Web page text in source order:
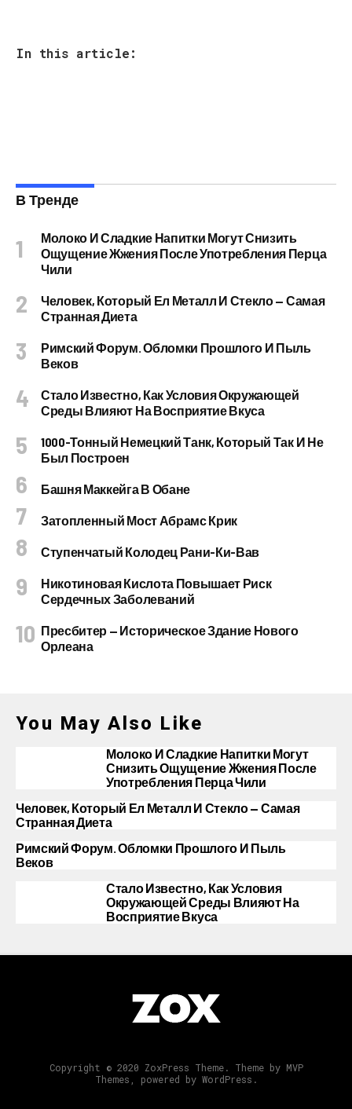
In this article:
В Тренде
Молоко И Сладкие Напитки Могут Снизить
Ощущение Жжения После Употребления Перца
Чили
Человек, Который Ел Металл И Стекло — Самая
Странная Диета
Римский Форум. Обломки Прошлого И Пыль
Веков
Стало Известно, Как Условия Окружающей
Среды Влияют На Восприятие Вкуса
1000-Тонный Немецкий Танк, Который Так И Не
Был Построен
Башня Маккейга В Обане
Затопленный Мост Абрамс Крик
Ступенчатый Колодец Рани-Ки-Вав
Никотиновая Кислота Повышает Риск
Сердечных Заболеваний
Пресбитер — Историческое Здание Нового
Орлеана
You May Also Like
Молоко И Сладкие Напитки Могут
Снизить Ощущение Жжения После
Употребления Перца Чили
Человек, Который Ел Металл И Стекло — Самая
Странная Диета
Римский Форум. Обломки Прошлого И Пыль
Веков
Стало Известно, Как Условия
Окружающей Среды Влияют На
Восприятие Вкуса
Copyright © 2020 ZoxPress Theme. Theme by MVP
Themes, powered by WordPress.